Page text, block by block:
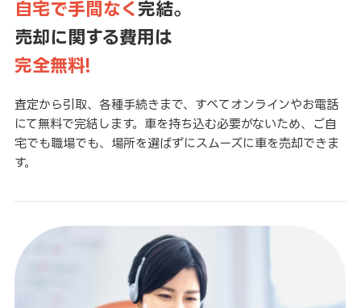
自宅で手間なく 完結。
売却に関する費用は
完全無料!
査定から引取、各種手続きまで、すべてオンラインやお電話
にて無料で完結します。車を持ち込む必要がないため、ご自
宅でも職場でも、場所を選ばずにスムーズに車を売却できま
す。